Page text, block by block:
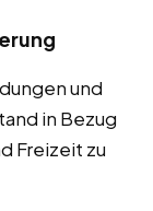
und
in Bezug
Freizeit zu